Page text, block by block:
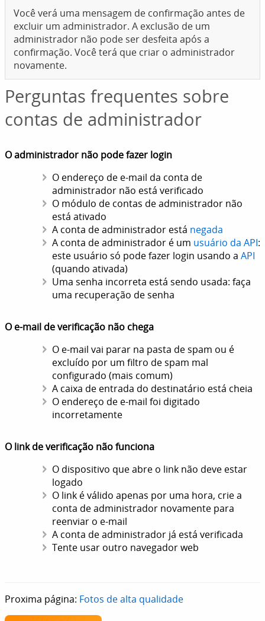
Você verá uma mensagem de confirmação antes de
excluir um administrador. A exclusão de um
administrador não pode ser desfeita após a
confirmação. Você terá que criar o administrador
novamente.
Perguntas frequentes sobre
contas de administrador
O administrador não pode fazer login
O endereço de e-mail da conta de
administrador não está verificado
O módulo de contas de administrador não
está ativado
A conta de administrador está negada
A conta de administrador é um usuário da API:
este usuário só pode fazer login usando a API
(quando ativada)
Uma senha incorreta está sendo usada: faça
uma recuperação de senha
O e-mail de verificação não chega
O e-mail vai parar na pasta de spam ou é
excluído por um filtro de spam mal
configurado (mais comum)
A caixa de entrada do destinatário está cheia
O endereço de e-mail foi digitado
incorretamente
O link de verificação não funciona
O dispositivo que abre o link não deve estar
logado
O link é válido apenas por uma hora, crie a
conta de administrador novamente para
reenviar o e-mail
A conta de administrador já está verificada
Tente usar outro navegador web
Proxima página: Fotos de alta qualidade